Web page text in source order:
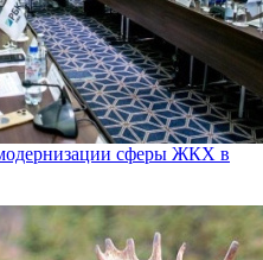
сферы ЖКХ в